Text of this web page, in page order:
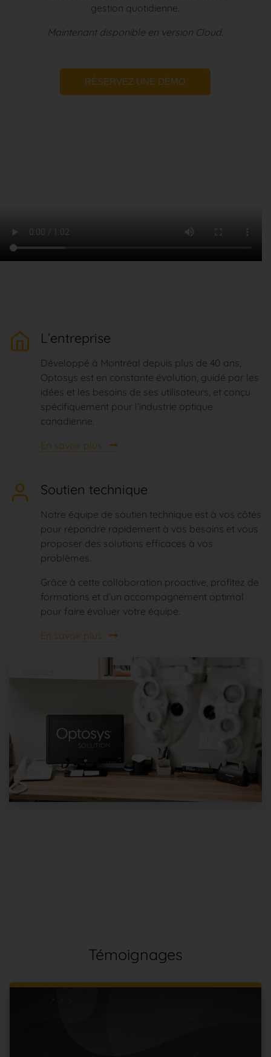
gestion quotidienne.
Maintenant disponible en version Cloud.
RÉSERVEZ UNE DÉMO
L’entreprise
Développé à Montréal depuis plus de 40 ans,
Optosys est en constante évolution, guidé par les
idées et les besoins de ses utilisateurs, et conçu
spécifiquement pour l’industrie optique
canadienne.
En savoir plus
Soutien technique
Notre équipe de soutien technique est à vos côtés
pour répondre rapidement à vos besoins et vous
proposer des solutions efficaces à vos
problèmes.
Grâce à cette collaboration proactive, profitez de
formations et d’un accompagnement optimal
pour faire évoluer votre équipe.
En savoir plus
Témoignages